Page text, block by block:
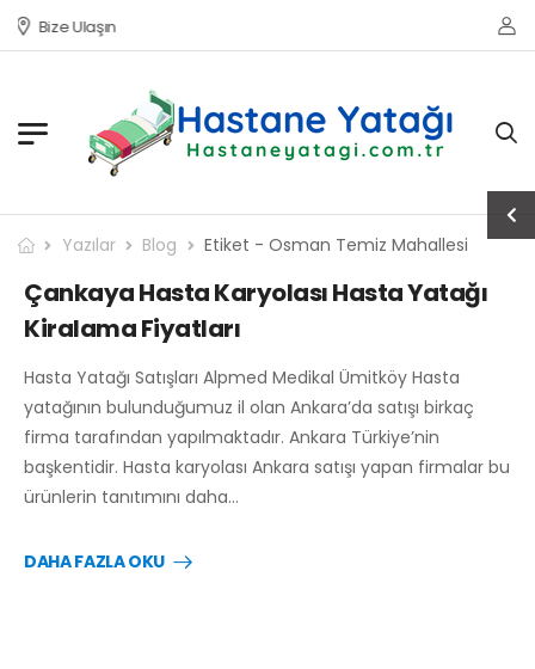
Bize Ulaşın
Yazılar Blog Etiket - Osman Temiz Mahallesi
Çankaya Hasta Karyolası Hasta Yatağı
Kiralama Fiyatları
Hasta Yatağı Satışları Alpmed Medikal Ümitköy Hasta
yatağının bulunduğumuz il olan Ankara’da satışı birkaç
firma tarafından yapılmaktadır. Ankara Türkiye’nin
başkentidir. Hasta karyolası Ankara satışı yapan firmalar bu
ürünlerin tanıtımını daha…
DAHA FAZLA OKU